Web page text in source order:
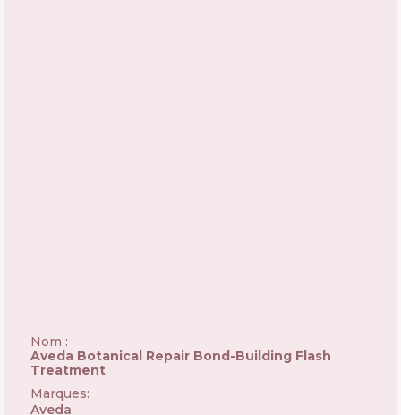
Nom :
Aveda Botanical Repair Bond-Building Flash
Treatment
Marques:
Aveda